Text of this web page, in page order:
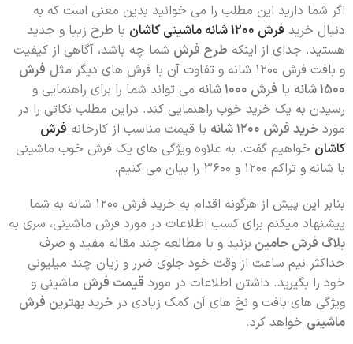
اگر شما دارید این مطلب را می خوانید بدین معنی است که به
دنبال خرید فرش 1200 شانه ماشینی کاشان
با طرح زیبا و جدید
هستید. جدای از اینکه طرح فرش شما چه باشد، آگاهی از کیفیت
و بافت فرش 1200 شانه و تفاوت آن با فرش های دیگر مثل
فرش
1500 شانه
یا فرش 1000 شانه
می تواند شما را برای راهنمایی و
رسیدن به یک خرید خوب راهنمایی کند. دراین مطلب نکاتی را در
مورد خرید فرش 1200 شانه با قیمت مناسب از کارخانه فرش
کاشان خواهیم گفت. به علاوه ویژگی های یک فرش خوب ماشینی
با شانه و تراکم 1200 و 3600 را بیان می کنیم.
بنابر این پیش از هرگونه اقدام به خرید فرش 1200 شانه به شما
پیشنهاد میکنم برای کسب اطلاعات در مورد فرش ماشینی، سری به
بلاگ فرش جامین بزنید و با مطالعه چند مقاله مفید و صرف
حداکثر نیم ساعت از وقت خود جلوی ضرر و زیان چند میلیونی
خود را بگیرید. داشتن اطلاعات در مورد قیمت فرش ماشینی و
ویژگی های بافت و نخ های آن کمک زیادی در خرید بهترین فرش
ماشینی خواهد کرد.